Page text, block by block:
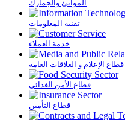
الموانئ والجمارك
تقنية المعلومات
خدمة العملاء
قطاع الإعلام و العلاقات العامة
قطاع الأمن الغذائي
قطاع التأمين